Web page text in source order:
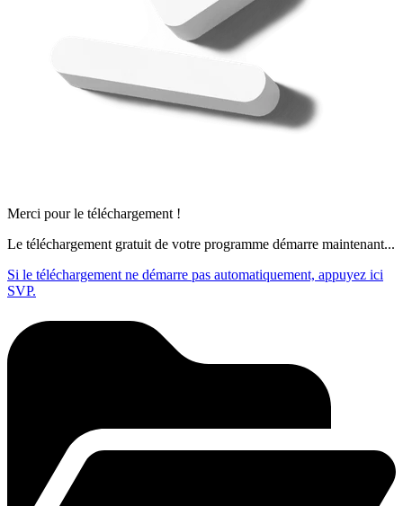
Merci pour le téléchargement !
Le téléchargement gratuit de votre programme démarre maintenant...
Si le téléchargement ne démarre pas automatiquement, appuyez ici
SVP.